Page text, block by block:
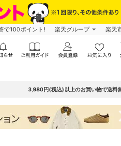
で100ポイント! 楽天グループ 楽天
3,980円(税込)以上のお買い物で送料